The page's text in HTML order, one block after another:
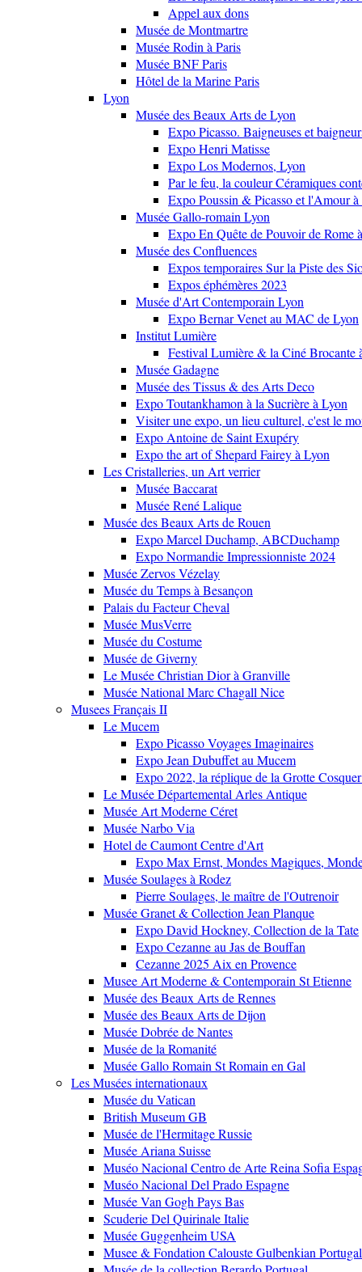
Appel aux dons
Musée de Montmartre
Musée Rodin à Paris
Musée BNF Paris
Hôtel de la Marine Paris
Lyon
Musée des Beaux Arts de Lyon
Expo Picasso. Baigneuses et
Expo Henri Matisse
Expo Los Modernos, Lyon
Par le feu, la couleur Céramiques
Expo Poussin & Picasso et l'Amour
Musée Gallo-romain Lyon
Expo En Quête de Pouvoir de Rome
Musée des Confluences
Expos temporaires Sur la Piste des
Expos éphémères 2023
Musée d'Art Contemporain Lyon
Expo Bernar Venet au MAC de Lyon
Institut Lumière
Festival Lumière & la Ciné Brocante
Musée Gadagne
Musée des Tissus & des Arts Deco
Expo Toutankhamon à la Sucrière à Lyon
Visiter une expo, un lieu culturel, c'est le
Expo Antoine de Saint Exupéry
Expo the art of Shepard Fairey à Lyon
Les Cristalleries, un Art verrier
Musée Baccarat
Musée René Lalique
Musée des Beaux Arts de Rouen
Expo Marcel Duchamp, ABCDuchamp
Expo Normandie Impressionniste 2024
Musée Zervos Vézelay
Musée du Temps à Besançon
Palais du Facteur Cheval
Musée MusVerre
Musée du Costume
Musée de Giverny
Le Musée Christian Dior à Granville
Musée National Marc Chagall Nice
Musees Français II
Le Mucem
Expo Picasso Voyages Imaginaires
Expo Jean Dubuffet au Mucem
Expo 2022, la réplique de la Grotte
Le Musée Départemental Arles Antique
Musée Art Moderne Céret
Musée Narbo Via
Hotel de Caumont Centre d'Art
Expo Max Ernst, Mondes Magiques,
Musée Soulages à Rodez
Pierre Soulages, le maître de l'Outrenoir
Musée Granet & Collection Jean Planque
Expo David Hockney, Collection de la Tate
Expo Cezanne au Jas de Bouffan
Cezanne 2025 Aix en Provence
Musee Art Moderne & Contemporain St Etienne
Musée des Beaux Arts de Rennes
Musée des Beaux Arts de Dijon
Musée Dobrée de Nantes
Musée de la Romanité
Musée Gallo Romain St Romain en Gal
Les Musées internationaux
Musée du Vatican
British Museum GB
Musée de l'Hermitage Russie
Musée Ariana Suisse
Muséo Nacional Centro de Arte Reina Sofia
Muséo Nacional Del Prado Espagne
Musée Van Gogh Pays Bas
Scuderie Del Quirinale Italie
Musée Guggenheim USA
Musee & Fondation Calouste Gulbenkian Portugal